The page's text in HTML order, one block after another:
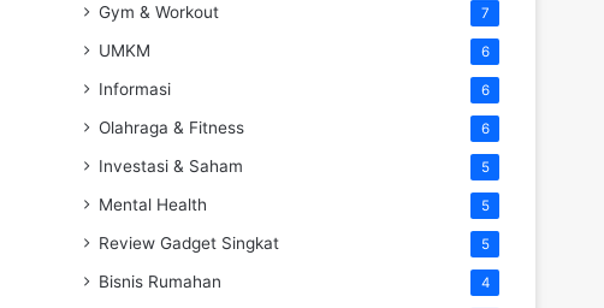
Gym & Workout 7
UMKM 6
Informasi 6
Olahraga & Fitness 6
Investasi & Saham 5
Mental Health 5
Review Gadget Singkat 5
Bisnis Rumahan 4